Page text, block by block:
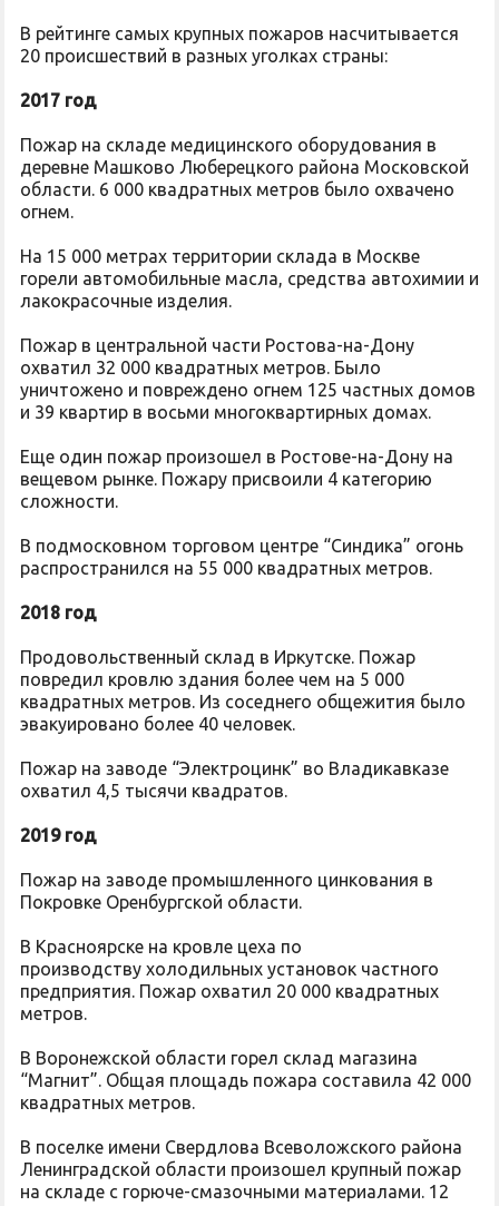
В рейтинге самых крупных пожаров насчитывается
20 происшествий в разных уголках страны:
2017 год
Пожар на складе медицинского оборудования в
деревне Машково Люберецкого района Московской
области. 6 000 квадратных метров было охвачено
огнем.
На 15 000 метрах территории склада в Москве
горели автомобильные масла, средства автохимии и
лакокрасочные изделия.
Пожар в центральной части Ростова-на-Дону
охватил 32 000 квадратных метров. Было
уничтожено и повреждено огнем 125 частных домов
и 39 квартир в восьми многоквартирных домах.
Еще один пожар произошел в Ростове-на-Дону на
вещевом рынке. Пожару присвоили 4 категорию
сложности.
В подмосковном торговом центре “Синдика” огонь
распространился на 55 000 квадратных метров.
2018 год
Продовольственный склад в Иркутске. Пожар
повредил кровлю здания более чем на 5 000
квадратных метров. Из соседнего общежития было
эвакуировано более 40 человек.
Пожар на заводе “Электроцинк” во Владикавказе
охватил 4,5 тысячи квадратов.
2019 год
Пожар на заводе промышленного цинкования в
Покровке Оренбургской области.
В Красноярске на кровле цеха по
производству холодильных установок частного
предприятия. Пожар охватил 20 000 квадратных
метров.
В Воронежской области горел склад магазина
“Магнит”. Общая площадь пожара составила 42 000
квадратных метров.
В поселке имени Свердлова Всеволожского района
Ленинградской области произошел крупный пожар
на складе с горюче-смазочными материалами. 12